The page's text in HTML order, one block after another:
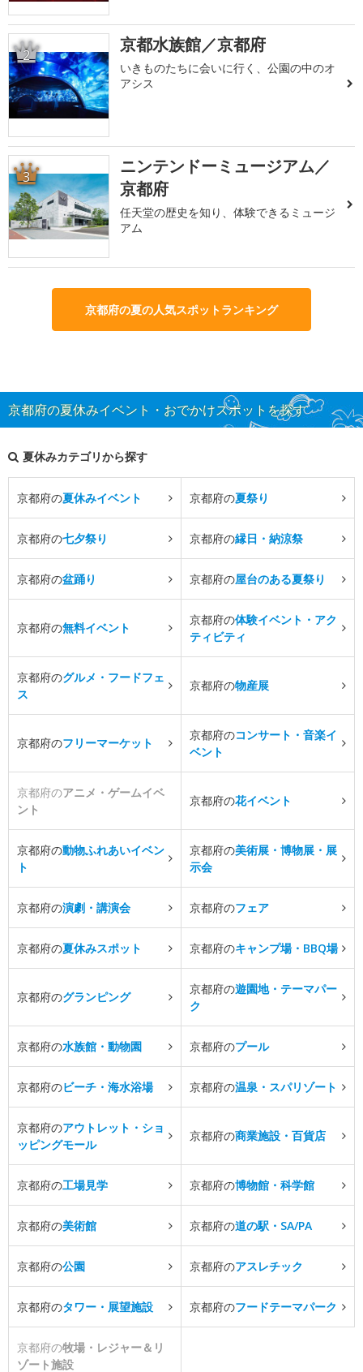
2 京都水族館／京都府
いきものたちに会いに行く、公園の中のオ
アシス
3
ニンテンドーミュージアム／
京都府
任天堂の歴史を知り、体験できるミュージ
アム
京都府の夏の人気スポットランキング
京都府の夏休みイベント・おでかけスポットを探す
夏休みカテゴリから探す
京都府の夏休みイベント 京都府の夏祭り
京都府の七夕祭り 京都府の縁日・納涼祭
京都府の盆踊り 京都府の屋台のある夏祭り
京都府の無料イベント
京都府の体験イベント・アク
ティビティ
京都府のグルメ・フードフェ
ス
京都府の物産展
京都府のフリーマーケット
京都府のコンサート・音楽イ
ベント
京都府のアニメ・ゲームイベ
ント
京都府の花イベント
京都府の動物ふれあいイベン
ト
京都府の美術展・博物展・展
示会
京都府の演劇・講演会 京都府のフェア
京都府の夏休みスポット 京都府のキャンプ場・BBQ場
京都府のグランピング
京都府の遊園地・テーマパー
ク
京都府の水族館・動物園 京都府のプール
京都府のビーチ・海水浴場 京都府の温泉・スパリゾート
京都府のアウトレット・ショ
ッピングモール
京都府の商業施設・百貨店
京都府の工場見学 京都府の博物館・科学館
京都府の美術館 京都府の道の駅・SA/PA
京都府の公園 京都府のアスレチック
京都府のタワー・展望施設 京都府のフードテーマパーク
京都府の牧場・レジャー＆リ
ゾート施設